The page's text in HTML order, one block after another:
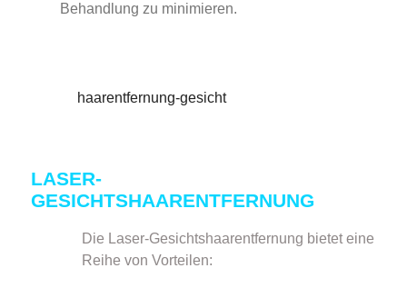
Behandlung zu minimieren.
LASER-
GESICHTSHAARENTFERNUNG
Die Laser-Gesichtshaarentfernung bietet eine
Reihe von Vorteilen: